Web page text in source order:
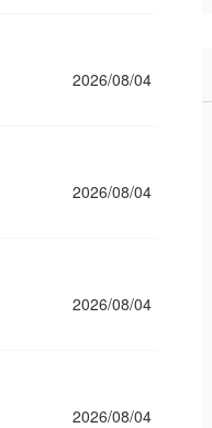
2026/08/04
2026/08/04
2026/08/04
2026/08/04